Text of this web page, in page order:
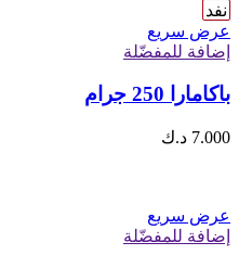
نفد
عرض سريع
إضافة للمفضّلة
باكامارا 250 جرام
7.000 د.ك
عرض سريع
إضافة للمفضّلة